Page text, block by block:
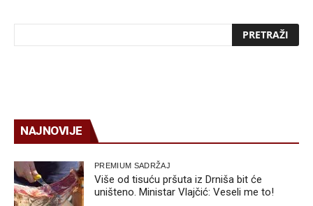
NAJNOVIJE
PREMIUM SADRŽAJ
Više od tisuću pršuta iz Drniša bit će
uništeno. Ministar Vlajčić: Veseli me to!